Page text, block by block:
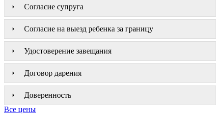
Согласие супруга
Согласие на выезд ребенка за границу
Удостоверение завещания
Договор дарения
Доверенность
Все цены